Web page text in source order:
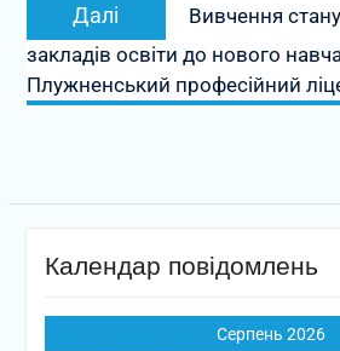
Далі
запис:
Вивчення
закладів освіти до нового
Плужненський професійний
Календар повідомлень
Серпень 2026